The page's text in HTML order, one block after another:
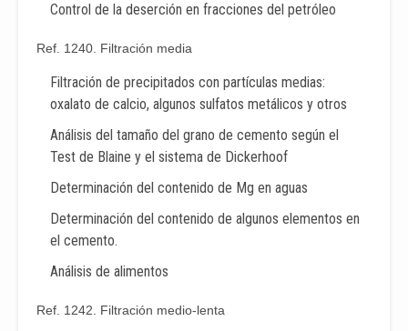
Control de la deserción en fracciones del petróleo
Ref. 1240. Filtración media
Filtración de precipitados con partículas medias:
oxalato de calcio, algunos sulfatos metálicos y otros
Análisis del tamaño del grano de cemento según el
Test de Blaine y el sistema de Dickerhoof
Determinación del contenido de Mg en aguas
Determinación del contenido de algunos elementos en
el cemento.
Análisis de alimentos
Ref. 1242. Filtración medio-lenta